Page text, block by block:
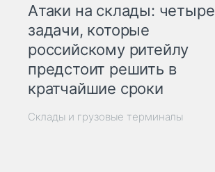
Атаки на склады: четыре
задачи, которые
российскому ритейлу
предстоит решить в
кратчайшие сроки
Склады и грузовые терминалы